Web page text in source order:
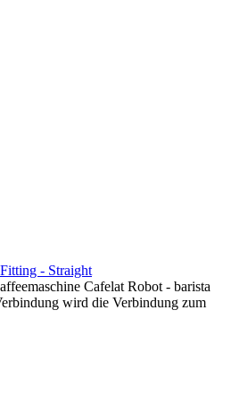
- Straight
Cafelat Robot - barista
wird die Verbindung zum